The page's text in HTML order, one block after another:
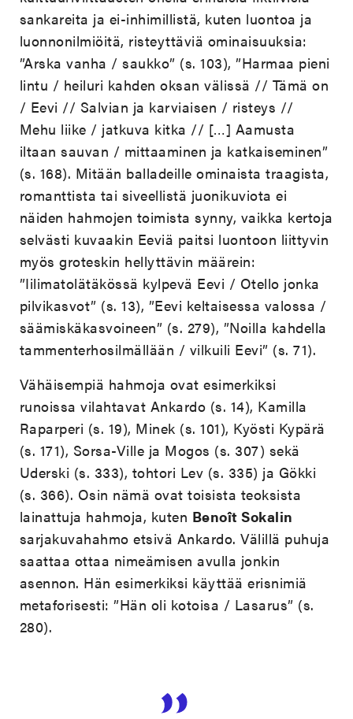
sankareita ja ei-inhimillistä, kuten luontoa ja
luonnonilmiöitä, risteyttäviä ominaisuuksia:
”Arska vanha / saukko” (s. 103), ”Harmaa pieni
lintu / heiluri kahden oksan välissä // Tämä on
/ Eevi // Salvian ja karviaisen / risteys //
Mehu liike / jatkuva kitka // […] Aamusta
iltaan sauvan / mittaaminen ja katkaiseminen”
(s. 168). Mitään balladeille ominaista traagista,
romanttista tai siveellistä juonikuviota ei
näiden hahmojen toimista synny, vaikka kertoja
selvästi kuvaakin Eeviä paitsi luontoon liittyvin
myös groteskin hellyttävin määrein:
”Iilimatolätäkössä kylpevä Eevi / Otello jonka
pilvikasvot” (s. 13), ”Eevi keltaisessa valossa /
säämiskäkasvoineen” (s. 279), ”Noilla kahdella
tammenterhosilmällään / vilkuili Eevi” (s. 71).
Vähäisempiä hahmoja ovat esimerkiksi
runoissa vilahtavat Ankardo (s. 14), Kamilla
Raparperi (s. 19), Minek (s. 101), Kyösti Kypärä
(s. 171), Sorsa-Ville ja Mogos (s. 307) sekä
Uderski (s. 333), tohtori Lev (s. 335) ja Gökki
(s. 366). Osin nämä ovat toisista teoksista
lainattuja hahmoja, kuten Benoît Sokalin
sarjakuvahahmo etsivä Ankardo. Välillä puhuja
saattaa ottaa nimeämisen avulla jonkin
asennon. Hän esimerkiksi käyttää erisnimiä
metaforisesti: ”Hän oli kotoisa / Lasarus” (s.
280).